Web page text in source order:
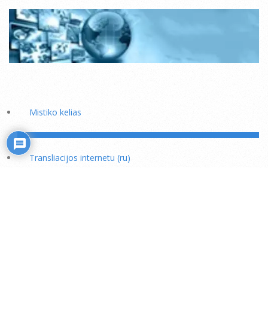
Mistiko kelias
Transliacijos internetu (ru)